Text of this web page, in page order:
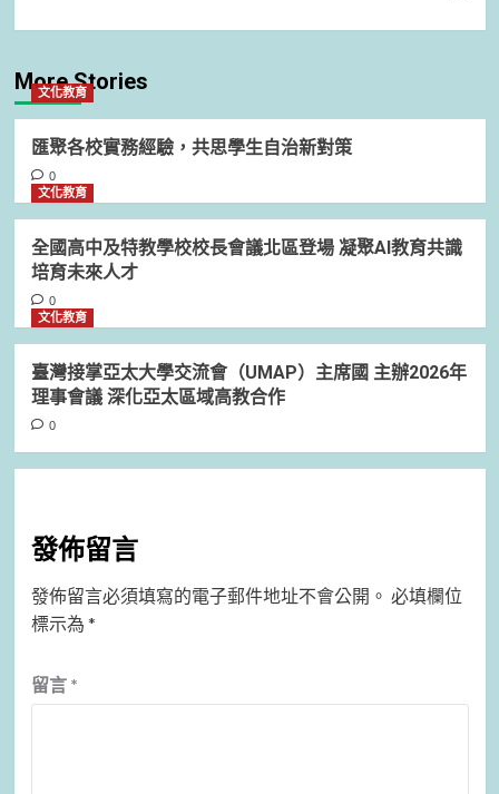
More Stories
文化教育
匯聚各校實務經驗，共思學生自治新對策
0
文化教育
全國高中及特教學校校長會議北區登場 凝聚AI教育共識
培育未來人才
0
文化教育
臺灣接掌亞太大學交流會（UMAP）主席國 主辦2026年
理事會議 深化亞太區域高教合作
0
發佈留言
發佈留言必須填寫的電子郵件地址不會公開。 必填欄位
標示為 *
留言 *